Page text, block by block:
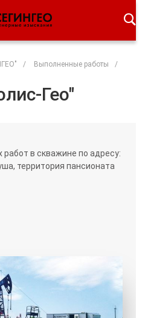
/ Выполненные работы
/
Гео"
работ в скважине по адресу:
территория пансионата